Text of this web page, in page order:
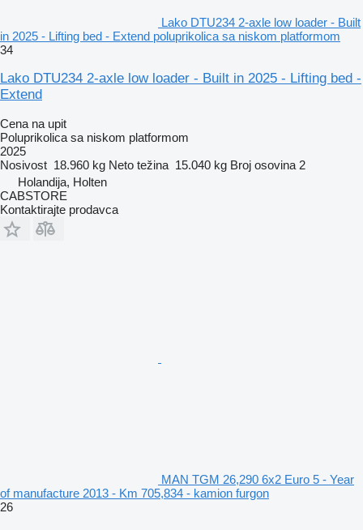
Lako DTU234 2-axle low loader - Built
in 2025 - Lifting bed - Extend poluprikolica sa niskom platformom
34
Lako DTU234 2-axle low loader - Built in 2025 - Lifting bed -
Extend
Cena na upit
Poluprikolica sa niskom platformom
2025
Nosivost 18.960 kg Neto težina 15.040 kg Broj osovina 2
Holandija, Holten
CABSTORE
Kontaktirajte prodavca
MAN TGM 26,290 6x2 Euro 5 - Year
of manufacture 2013 - Km 705,834 - kamion furgon
26